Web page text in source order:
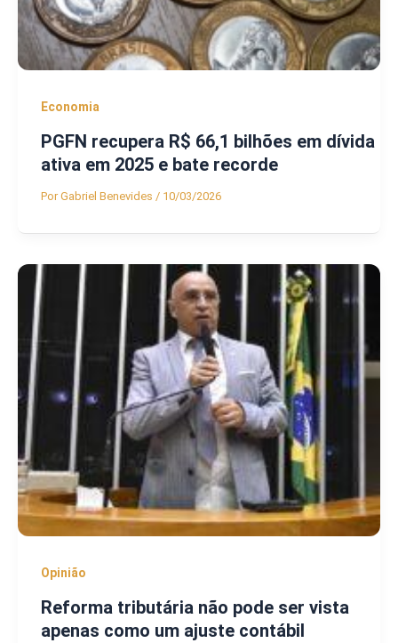
Economia
PGFN recupera R$ 66,1 bilhões em dívida
ativa em 2025 e bate recorde
PorGabriel Benevides / 10/03/2026
Opinião
Reforma tributária não pode ser vista
apenas como um ajuste contábil